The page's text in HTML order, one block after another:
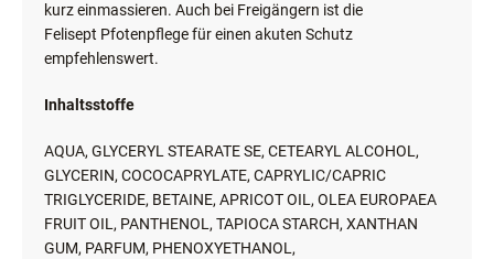
kurz einmassieren. Auch bei Freigängern ist die
Felisept Pfotenpflege für einen akuten Schutz
empfehlenswert.
Inhaltsstoffe
AQUA, GLYCERYL STEARATE SE, CETEARYL ALCOHOL,
GLYCERIN, COCOCAPRYLATE, CAPRYLIC/CAPRIC
TRIGLYCERIDE, BETAINE, APRICOT OIL, OLEA EUROPAEA
FRUIT OIL, PANTHENOL, TAPIOCA STARCH, XANTHAN
GUM, PARFUM, PHENOXYETHANOL,